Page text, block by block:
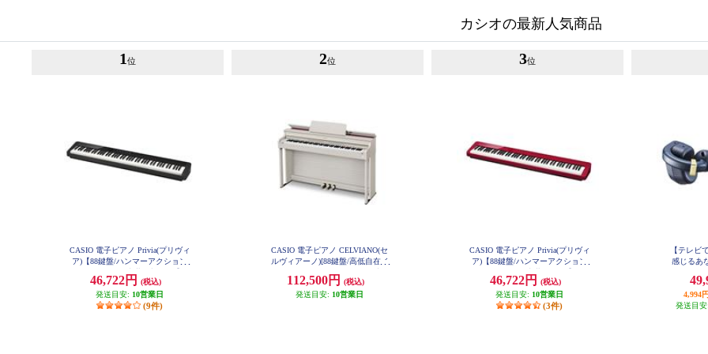
カシオの最新人気商品
1 位
CASIO 電子ピアノ Privia(プリヴィ
ア)【88鍵盤/ハンマーアクション
X-S1100BK
46,722円
(税込)
発送目安: 10営業日
(9件)
2位
CASIO 電子ピアノ CELVIANO(セ
ルヴィアーノ)[88鍵盤/高低自在イ
★大型配送対象商品 AP-300GB
112,500円
(税込)
発送目安: 10営業日
3位
CASIO 電子ピアノ Privia(プリヴィ
ア)【88鍵盤/ハンマーアクション
S1100RD
46,722円
(税込)
発送目安: 10営業日
(3件)
【テレビ
感じるあ
ビーブラ
型集音器
ン機能付
4,994
発送目